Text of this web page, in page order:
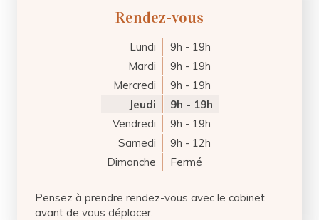
Rendez-vous
Lundi
9h - 19h
Mardi
9h - 19h
Mercredi
9h - 19h
Jeudi
9h - 19h
Vendredi
9h - 19h
Samedi
9h - 12h
Dimanche
Fermé
Pensez à prendre rendez-vous avec le cabinet
avant de vous déplacer.